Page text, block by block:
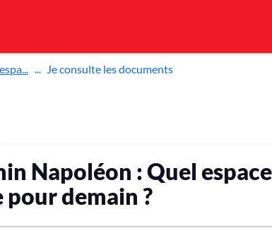
Je consulte les documents
Napoléon : Quel
pour demain ?